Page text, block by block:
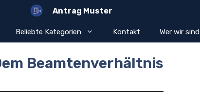
Antrag Muster
Beliebte Kategorien Kontakt Wer wir sind
Beamtenverhältnis